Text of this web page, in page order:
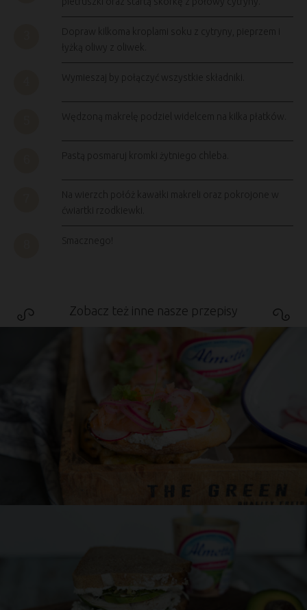
Dopraw kilkoma kroplami soku z cytryny, pieprzem i
łyżką oliwy z oliwek.
Wymieszaj by połączyć wszystkie składniki.
Wędzoną makrelę podziel widelcem na kilka płatków.
Pastą posmaruj kromki żytniego chleba.
Na wierzch połóż kawałki makreli oraz pokrojone w
ćwiartki rzodkiewki.
Smacznego!
Zobacz też inne nasze przepisy
Grzanka z wędzonym łososiem i serkiem
Almette z rzodkiewkami
25 min